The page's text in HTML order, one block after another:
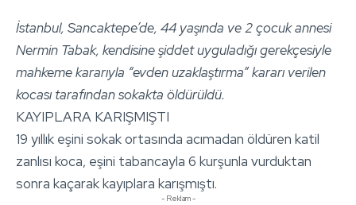
İstanbul, Sancaktepe’de, 44 yaşında ve 2 çocuk annesi
Nermin Tabak, kendisine şiddet uyguladığı gerekçesiyle
mahkeme kararıyla “evden uzaklaştırma” kararı verilen
kocası tarafından sokakta öldürüldü.
KAYIPLARA KARIŞMIŞTI
19 yıllık eşini sokak ortasında acımadan öldüren katil
zanlısı koca, eşini tabancayla 6 kurşunla vurduktan
sonra kaçarak kayıplara karışmıştı.
- Reklam -